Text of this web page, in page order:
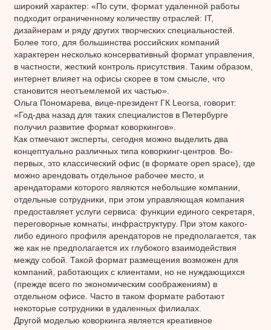
широкий характер: «По сути, формат удаленной работы
подходит ограниченному количеству отраслей: IT,
дизайнерам и ряду других творческих специальностей.
Более того, для большинства российских компаний
характерен несколько консервативный формат управления,
в частности, жесткий контроль присутствия. Таким образом,
интернет влияет на офисы скорее в том смысле, что
становится неотъемлемой их частью».
Ольга Пономарева, вице-президент ГК Leorsa, говорит:
«Год-два назад для таких специалистов в Петербурге
получил развитие формат коворкингов».
Как отмечают эксперты, сегодня можно выделить два
концептуально различных типа коворкинг-центров. Во-
первых, это классический офис (в формате open space), где
можно арендовать отдельное рабочее место, и
арендаторами которого являются небольшие компании,
отдельные сотрудники, при этом управляющая компания
предоставляет услуги сервиса: функции единого секретаря,
переговорные комнаты, инфраструктуру. При этом какого-
либо единого профиля арендаторов не предполагается, так
же как не предполагается их глубокого взаимодействия
между собой. Такой формат размещения возможен для
компаний, работающих с клиентами, но не нуждающихся
(прежде всего по экономическим соображениям) в
отдельном офисе. Часто в таком формате работают
некоторые сотрудники в удаленных филиалах.
Другой моделью коворкинга является креативное